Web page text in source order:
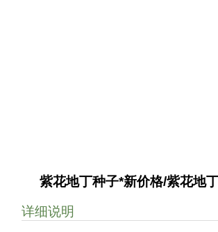
紫花地丁种子*新价格/紫花地
详细说明